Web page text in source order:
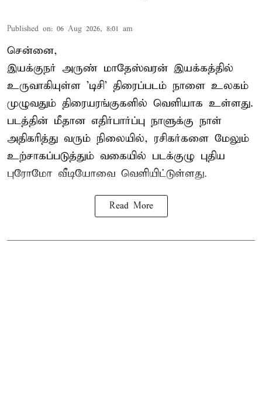
Published on: 06 Aug 2026, 8:01 am
சென்னை,
இயக்குநர் அருண் மாதேஸ்வரன் இயக்கத்தில்
உருவாகியுள்ள 'டிசி' திரைப்படம் நாளை உலகம்
முழுவதும் திரையரங்குகளில் வெளியாக உள்ளது.
படத்தின் மீதான எதிர்பார்ப்பு நாளுக்கு நாள்
அதிகரித்து வரும் நிலையில், ரசிகர்களை மேலும்
உற்சாகப்படுத்தும் வகையில் படக்குழு புதிய
புரோமோ வீடியோவை வெளியிட்டுள்ளது.
Read More